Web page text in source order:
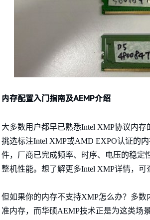
内存配置入门指南及AEMP介绍
大多数用户都早已熟悉Intel XMP协议内
挑选标注Intel XMP或AMD EXPO认证的
件，厂商已完成频率、时序、电压的稳定
整机性能。想了解更多Intel XMP详情，可
但如果你的内存不支持XMP怎么办？多
准内存，而华硕AEMP技术正是为这类场